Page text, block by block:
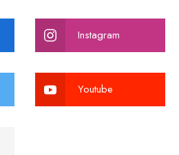
Instagram
Youtube